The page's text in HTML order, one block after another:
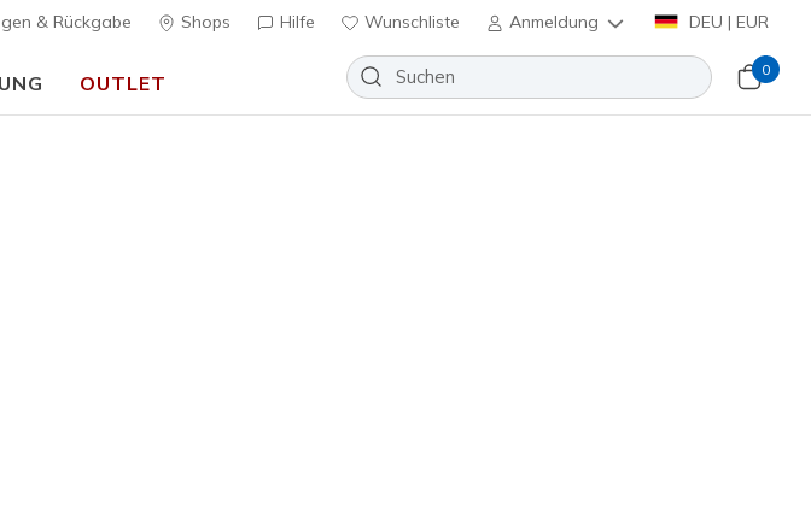
& Rückgabe Shops Hilfe Wunschliste Anmeldung DEU | EUR
OUTLET
0